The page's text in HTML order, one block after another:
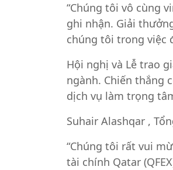
“Chúng tôi vô cùng
ghi nhận. Giải
chúng tôi trong việc
Hội nghị và Lễ trao
ngành. Chiến thắng
dịch vụ làm trọng
Suhair Alashqar ,
“Chúng tôi rất vui
tài chính Qatar